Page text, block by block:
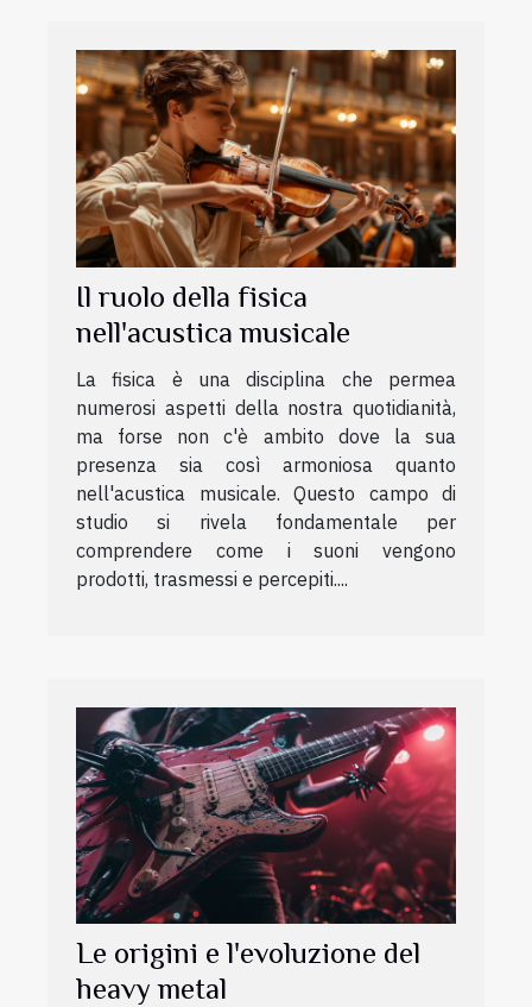
Il ruolo della fisica
nell'acustica musicale
La fisica è una disciplina che permea
numerosi aspetti della nostra quotidianità,
ma forse non c'è ambito dove la sua
presenza sia così armoniosa quanto
nell'acustica musicale. Questo campo di
studio si rivela fondamentale per
comprendere come i suoni vengono
prodotti, trasmessi e percepiti....
Le origini e l'evoluzione del
heavy metal